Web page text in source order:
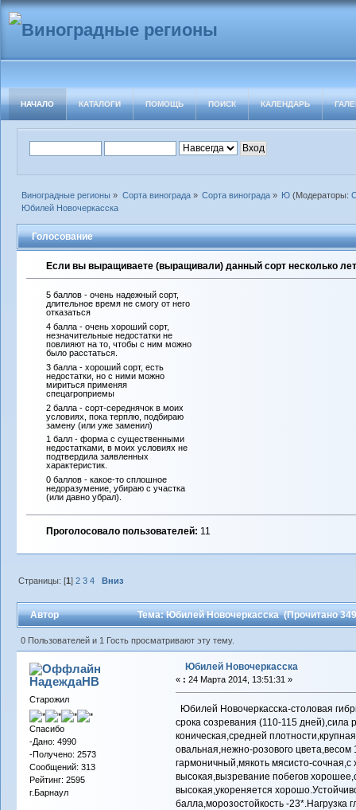
НАЧАЛО КАТАЛОГИ ПОМОЩЬ ПОИСК КАЛЕНДАРЬ
Виноградные регионы » Сорта винограда» Сорта винограда» Ю (Модераторы:
Юбилей Новочеркасска
Голосование
Если вы выращиваете (выращивали) данный сорт несколько
5 баллов - очень надежный сорт,
длительное время не смогу от него
отказаться
4 балла - очень хороший сорт,
незначительные недостатки не
повлияют на то, чтобы с ним можно
было расстаться.
3 балла - хороший сорт, есть
недостатки, но с ними можно
мириться применяя
спецагроприемы
2 балла - сорт-середнячок в моих
условиях, пока терплю, подбираю
замену (или уже заменил)
1 балл - форма с существенными
недостатками, в моих условиях не
подтвердила заявленных
характеристик.
0 баллов - какое-то сплошное
недоразумение, убираю с участка
(или давно убрал).
Проголосовало пользователей: 11
Страницы: [1]2 3 4 Вниз
Автор Тема: Юбилей Новочеркасска (Прочитано
0 Пользователей и 1 Гость просматривают эту тему.
НадеждаНВ
Старожил
Спасибо
-Дано: 4990
-Получено: 2573
Сообщений: 313
Рейтинг: 2595
г.Барнаул
Юбилей Новочеркасска
« : 24 Марта 2014, 13:51:31 »
Юбилей Новочеркасска-столовая
срока созревания (110-115 дней),сила
коническая,средней
овальная,нежно-розового
гармоничный,мякоть мясисто-
высокая,вызревание побегов
высокая,укореняется
балла,морозостойкость -23*.Нагрузка